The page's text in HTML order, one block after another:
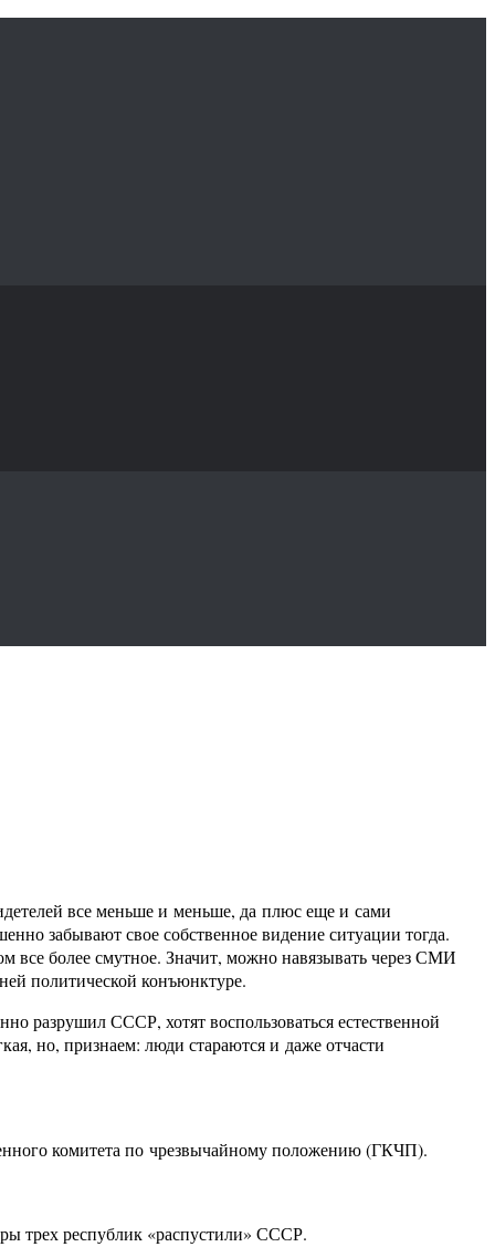
все меньше и меньше, да плюс еще и сами
забывают свое собственное видение ситуации тогда.
более смутное. Значит, можно навязывать через СМИ
политической конъюнктуре.
разрушил СССР, хотят воспользоваться естественной
но, признаем: люди стараются и даже отчасти
комитета по чрезвычайному положению (ГКЧП).
трех республик «распустили» СССР.